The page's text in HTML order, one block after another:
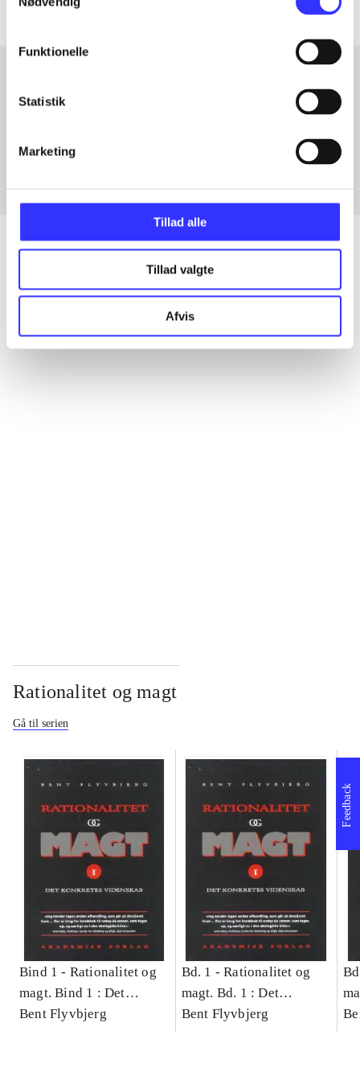
Funktionelle
Statistik
Marketing
Tillad alle
Tillad valgte
Afvis
Artikler med samme emner
Artikler
Alle registrerede artikler fordelt på udgivelser
Rationalitet og magt
Gå til serien
Bind 1 - Rationalitet og
magt. Bind 1 : Det
konkretes videnskab
Bent Flyvbjerg
Bd. 1 -Rationalitet og
magt. Bd. 1 : Det
konkretes videnskab
Bent Flyvbjerg
Feedback